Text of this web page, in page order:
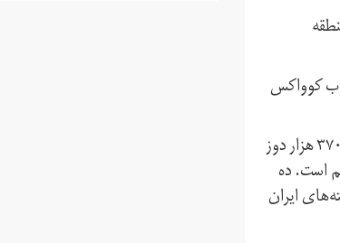
کوواکس
در حال حاضر ایران با در نظر گرفتن واردات ۱۲۰ هزار دوز وارداتی از روسیه و ۲۵۰ هزار دوز از چین، روی هم‌رفته ۳۷۰ هزار دوز
است. ده
ایران